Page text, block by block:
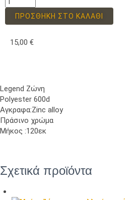
ΠΡΟΣΘΉΚΗ ΣΤΟ ΚΑΛΆΘΙ
15,00 €
Legend Ζώνη
Polyester 600d
Αγκραφα:Zinc alloy
Πράσινο χρώμα
Μήκος :120εκ
Σχετικά προϊόντα